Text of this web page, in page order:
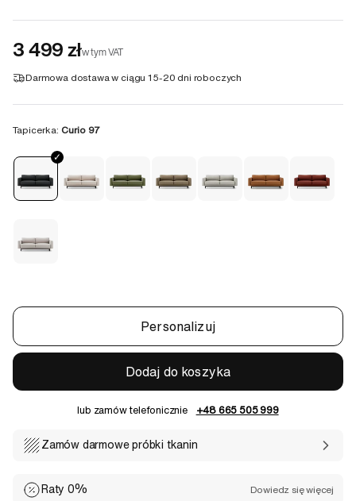
3 499 złw tym VAT
Darmowa dostawa w ciągu15-20 dni roboczych
Tapicerka: Curio 97
Personalizuj
Dodaj do koszyka
lub zamów telefonicznie +48 665 505 999
Zamów darmowe próbki tkanin
Raty 0% Dowiedz się więcej